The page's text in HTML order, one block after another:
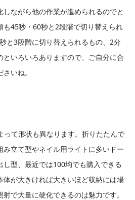
ながら他の作業が進められるのでと
も45秒・60秒と2段階で切り替えられ
と3段階に切り替えられるもの、2分
といろいろありますので、ご自分に合
いね。
って形状も異なります。折りたたんで
み立て型やネイル用ライトに多いドー
し型、最近では100均でも購入できる
体が大きければ大きいほど収納には場
で大量に硬化できるのは魅力です。